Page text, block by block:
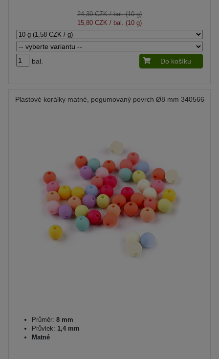
24,30 CZK/ bal. (10 g)
15,80 CZK / bal. (10 g)
bal. Do košíku
Plastové korálky matné, pogumovaný povrch Ø8 mm 340566
Průměr: 8 mm
Průvlek: 1,4 mm
Matné